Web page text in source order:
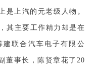
是上汽的元老级人物。
其主要工作精力却是在
联合汽车电子有限公
董事长，陈贤章花了20